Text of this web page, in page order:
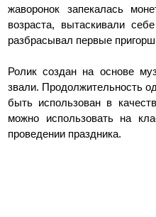
жаворонок запекалась
возраста, вытаскивали
разбрасывал первые
Ролик создан на основе
звали. Продолжительность
быть использован в
можно использовать на
проведении праздника.